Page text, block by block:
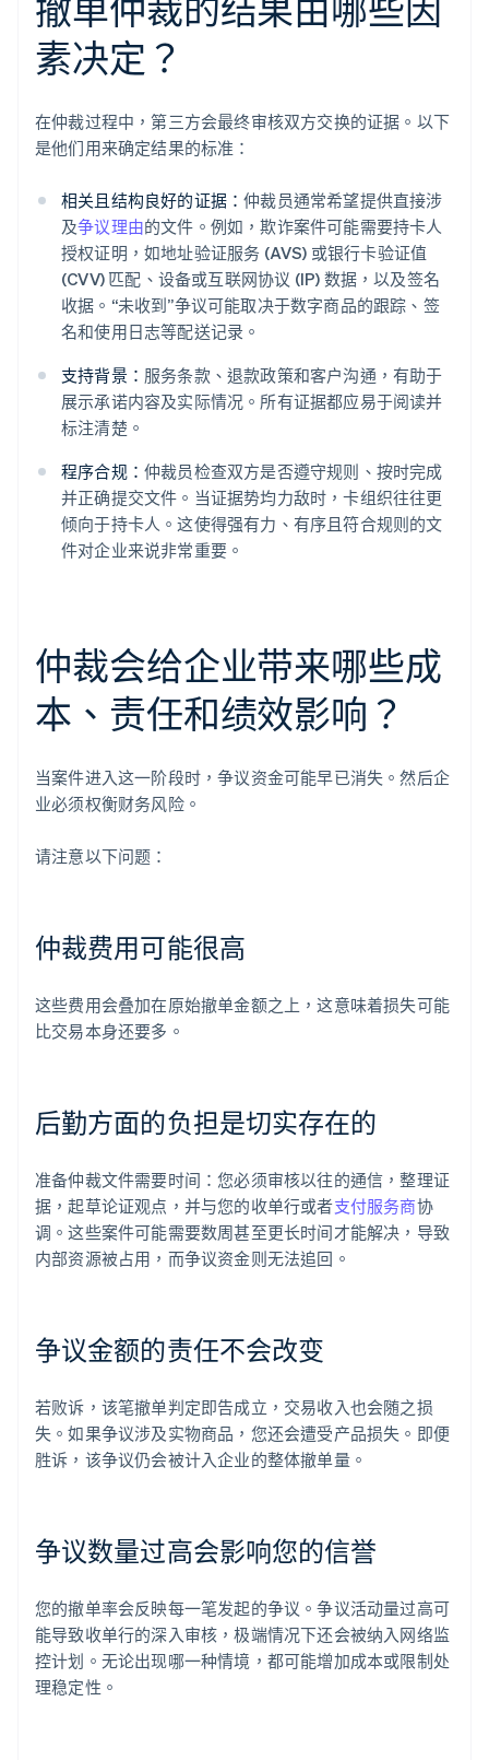
撤单仲裁的结果由哪些因
素决定？
在仲裁过程中，第三方会最终审核双方交换的证据。以下
是他们用来确定结果的标准：
相关且结构良好的证据：仲裁员通常希望提供直接涉
及争议理由的文件。例如，欺诈案件可能需要持卡人
授权证明，如地址验证服务 (AVS) 或银行卡验证值
(CVV) 匹配、设备或互联网协议 (IP) 数据，以及签名
收据。“未收到”争议可能取决于数字商品的跟踪、签
名和使用日志等配送记录。
支持背景： 服务条款、退款政策和客户沟通，有助于
展示承诺内容及实际情况。所有证据都应易于阅读并
标注清楚。
程序合规： 仲裁员检查双方是否遵守规则、按时完成
并正确提交文件。当证据势均力敌时，卡组织往往更
倾向于持卡人。这使得强有力、有序且符合规则的文
件对企业来说非常重要。
仲裁会给企业带来哪些成
本、责任和绩效影响？
当案件进入这一阶段时，争议资金可能早已消失。然后企
业必须权衡财务风险。
请注意以下问题：
仲裁费用可能很高
这些费用会叠加在原始撤单金额之上，这意味着损失可能
比交易本身还要多。
后勤方面的负担是切实存在的
准备仲裁文件需要时间：您必须审核以往的通信，整理证
据，起草论证观点，并与您的收单行或者支付服务商协
调。这些案件可能需要数周甚至更长时间才能解决，导致
内部资源被占用，而争议资金则无法追回。
争议金额的责任不会改变
若败诉，该笔撤单判定即告成立，交易收入也会随之损
失。如果争议涉及实物商品，您还会遭受产品损失。即便
胜诉，该争议仍会被计入企业的整体撤单量。
争议数量过高会影响您的信誉
您的撤单率会反映每一笔发起的争议。争议活动量过高可
能导致收单行的深入审核，极端情况下还会被纳入网络监
控计划。无论出现哪一种情境，都可能增加成本或限制处
理稳定性。